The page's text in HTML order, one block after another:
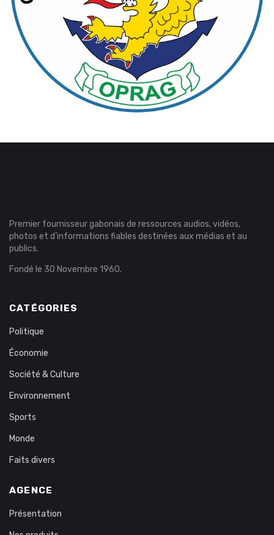
Premier fournisseur gabonais de ressources audios, vidéos,
photos et d’informations fiables destinées aux médias et au
publics.
Fondé le 30 Novembre 1960.
CATÉGORIES
Politique
Économie
Société & Culture
Environnement
Sports
Monde
Faits divers
AGENCE
Présentation